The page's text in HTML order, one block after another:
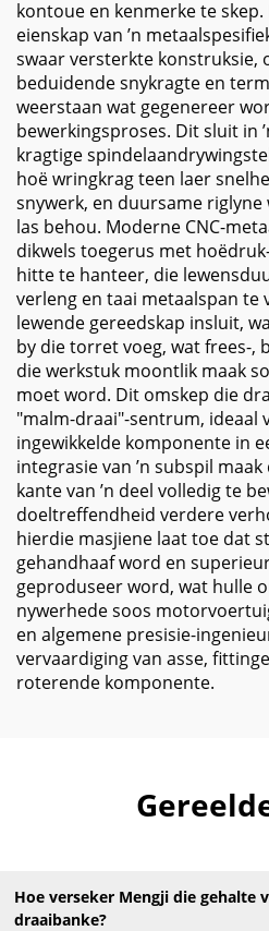
kontoue en kenmerke te
eienskap van ’n
swaar versterkte konstruksie,
beduidende snykragte en
weerstaan wat gegenereer
bewerkingsproses. Dit sluit in
kragtige
hoë wringkrag teen laer
snywerk, en duursame
las behou. Moderne CNC-
dikwels toegerus met
hitte te hanteer, die
verleng en taai metaalspan te
lewende gereedskap insluit,
by die torret voeg, wat frees-,
die werkstuk moontlik maak
moet word. Dit omskep die
"malm-draai"-sentrum, ideaal
ingewikkelde komponente in
integrasie van ’n subspil
kante van ’n deel volledig te
doeltreffendheid verdere
hierdie masjiene laat toe dat
gehandhaaf word en
geproduseer word, wat hulle
nywerhede soos
en algemene presisie-
vervaardiging van asse,
roterende komponente.
Hoe verseker Mengji die gehalte
draaibanke?